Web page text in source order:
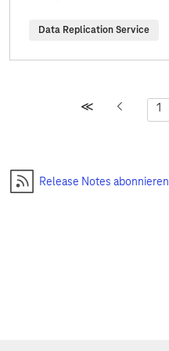
Data Replication Service
1
Release Notes abonnieren